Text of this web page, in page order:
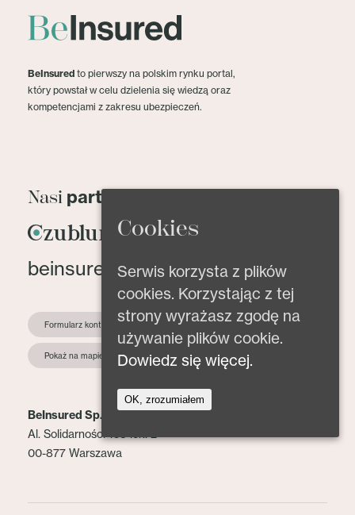
BeInsured to pierwszy na polskim rynku portal,
który powstał w celu dzielenia się wiedzą oraz
kompetencjami z zakresu ubezpieczeń.
Nasi partnerzy
beinsured@beinsured.pl
Formularz kontaktowy
Pokaż na mapie
BeInsured Sp. z o.o.
Al. Solidarności 153 lok. 2
00-877 Warszawa
Cookies
Serwis korzysta z plików
cookies. Korzystając z tej
strony wyrażasz zgodę na
używanie plików cookie.
Dowiedz się więcej.
OK, zrozumiałem